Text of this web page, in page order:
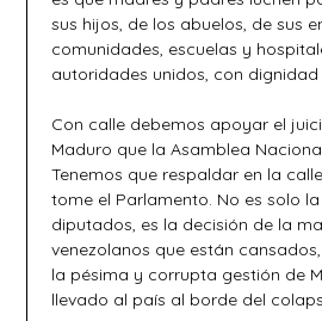
sus hijos, de los abuelos, de sus
comunidades, escuelas y
autoridades unidos, con dignidad
Con calle debemos apoyar el
Maduro que la Asamblea
Tenemos que respaldar en la
tome el Parlamento. No es solo
diputados, es la decisión de la
venezolanos que están
la pésima y corrupta gestión de
llevado al país al borde del